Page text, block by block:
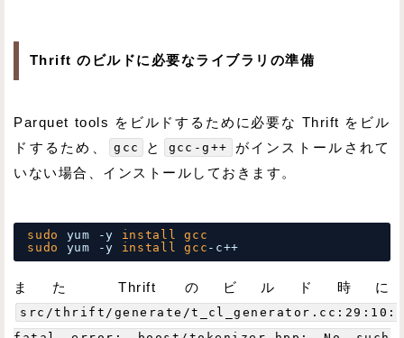
Thrift のビルドに必要なライブラリの準備
Parquet tools をビルドするために必要な Thrift をビル
ドするため、
gcc と gcc-g++
がインストールされて
いない場合、インストールしておきます。
sudo yum -y install
gcc
sudo
yum -y install gcc -c++
また Thrift のビルド時に
src/thrift/generate/t_cl_generator.cc:29:10: